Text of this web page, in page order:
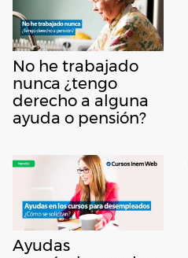
No he trabajado
nunca ¿tengo
derecho a alguna
ayuda o pensión?
Ayudas